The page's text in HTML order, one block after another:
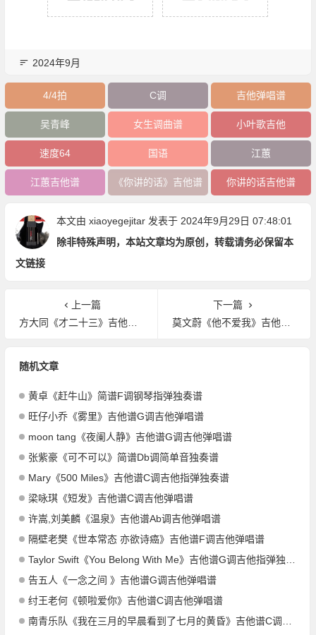
2024年9月
4/4拍 C调 吉他弹唱谱
吴青峰 女生调曲谱 小叶歌吉他
速度64 国语 江蕙
江蕙吉他谱 《你讲的话》吉他谱 你讲的话吉他谱
本文由 xiaoyegejitar发表于 2024年9月29日 07:48:01
除非特殊声明，本站文章均为原创，转载请务必保留本
文链接
上一篇
方大同《才二十三》吉他谱D调吉他弹唱谱
下一篇
莫文蔚《他不爱我》吉他谱G调吉他弹唱谱
随机文章
黄卓《赶牛山》简谱F调钢琴指弹独奏谱
旺仔小乔《雾里》吉他谱G调吉他弹唱谱
moon tang《夜阑人静》吉他谱G调吉他弹唱谱
张紫豪《可不可以》简谱Db调简单音独奏谱
Mary《500 Miles》吉他谱C调吉他指弹独奏谱
梁咏琪《短发》吉他谱C调吉他弹唱谱
许嵩,刘美麟《温泉》吉他谱Ab调吉他弹唱谱
隔壁老樊《世本常态 亦欲诗癌》吉他谱F调吉他弹唱谱
Taylor Swift《You Belong With Me》吉他谱G调吉他指弹独奏谱
告五人《一念之间 》吉他谱G调吉他弹唱谱
纣王老何《顿啦爱你》吉他谱C调吉他弹唱谱
南青乐队《我在三月的早晨看到了七月的黄昏》吉他谱C调吉他弹唱谱